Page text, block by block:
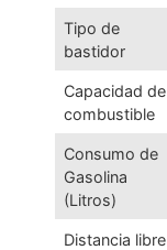
Tipo de
bastidor
Capacidad de
combustible
Consumo de
Gasolina
(Litros)
Distancia libre